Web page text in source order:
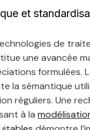
et
de
une avancée
formulées.
la sémantique
réguliers. Une
à la